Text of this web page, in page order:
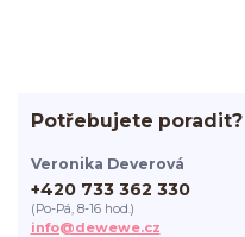
Potřebujete poradit?
Veronika Deverová
+420 733 362 330
(Po-Pá, 8-16 hod.)
info@dewewe.cz